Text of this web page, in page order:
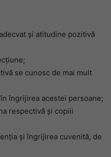
și atitudine pozitivă
se cunosc de mai mult
îngrijirea acestei persoane;
respectivă și copiii
și îngrijirea cuvenită, de